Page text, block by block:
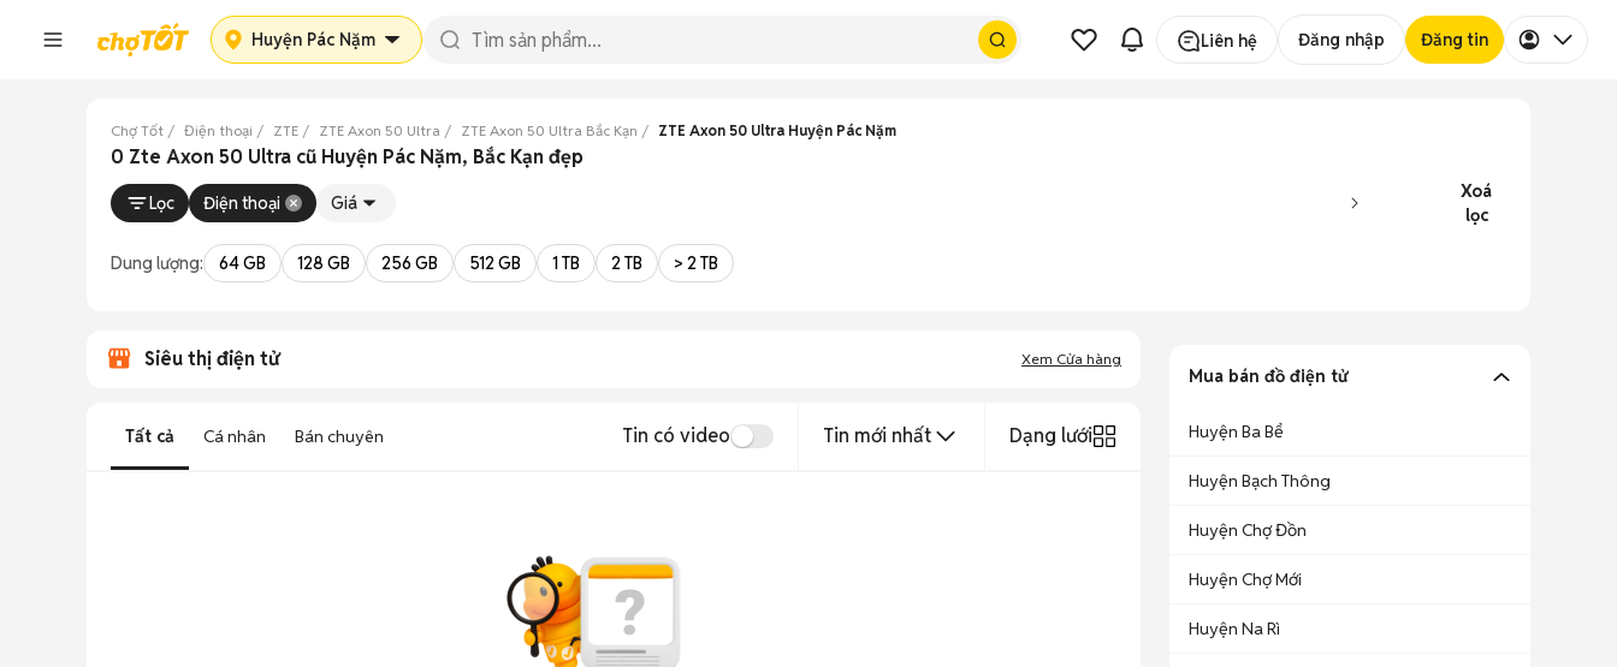
Huyện Pác Nặm Liên hệ Đăng nhập Đăng tin
Chợ Tốt Điện thoại ZTE ZTE Axon 50 Ultra ZTE Axon 50 Ultra Bắc Kạn ZTE Axon 50 Ultra Huyện Pác Nặm
0 Zte Axon 50 Ultra cũ Huyện Pác Nặm, Bắc Kạn đẹp
Lọc Điện thoại Giá
Xoá
lọc
Dung lượng: 64 GB 128 GB 256 GB 512 GB 1 TB 2 TB > 2 TB
Siêu thị điện tử Xem Cửa hàng
Tất cả Cá nhân Bán chuyên Tin có video Tin mới nhất Dạng lưới
Mua bán đồ điện tử
Huyện Ba Bể
Huyện Bạch Thông
Huyện Chợ Đồn
Huyện Chợ Mới
Huyện Na Rì